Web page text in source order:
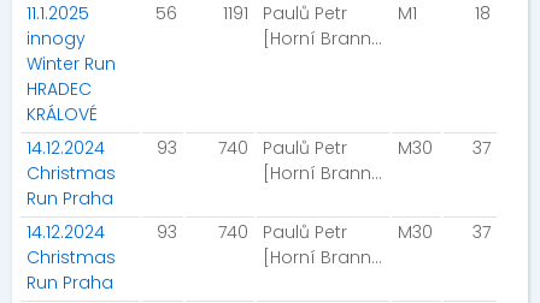
11.1.2025
innogy
Winter Run
HRADEC
KRÁLOVÉ
56 1191
Paulů Petr
[Horní Branná]
M1 18
14.12.2024
Christmas
Run Praha
93 740
Paulů Petr
[Horní Branná]
M30 37
14.12.2024
Christmas
Run Praha
93 740
Paulů Petr
[Horní Branná]
M30 37